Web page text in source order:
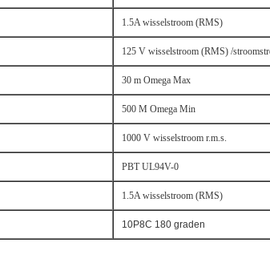
1.5A wisselstroom (RMS)
125 V wisselstroom (RMS) /
30 m Omega Max
500 M Omega Min
1000 V wisselstroom r.m.s.
PBT UL94V-0
1.5A wisselstroom (RMS)
10P8C 180 graden